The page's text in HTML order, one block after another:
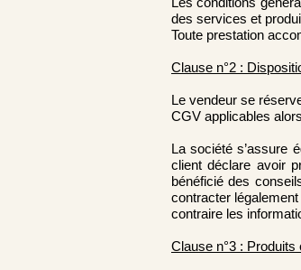
des services et
Toute prestation
Clause n°2 :
Le vendeur se
CGV applicables
La société s’assure
client déclare avoir
bénéficié des
contracter
contraire les
Clause n°3 : Produits